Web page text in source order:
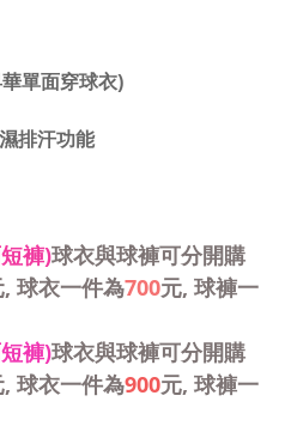
單面穿球衣)
排汗功能
褲)球衣與球褲可分開購
, 球衣一件為700元, 球褲一
褲)球衣與球褲可分開購
, 球衣一件為900元, 球褲一